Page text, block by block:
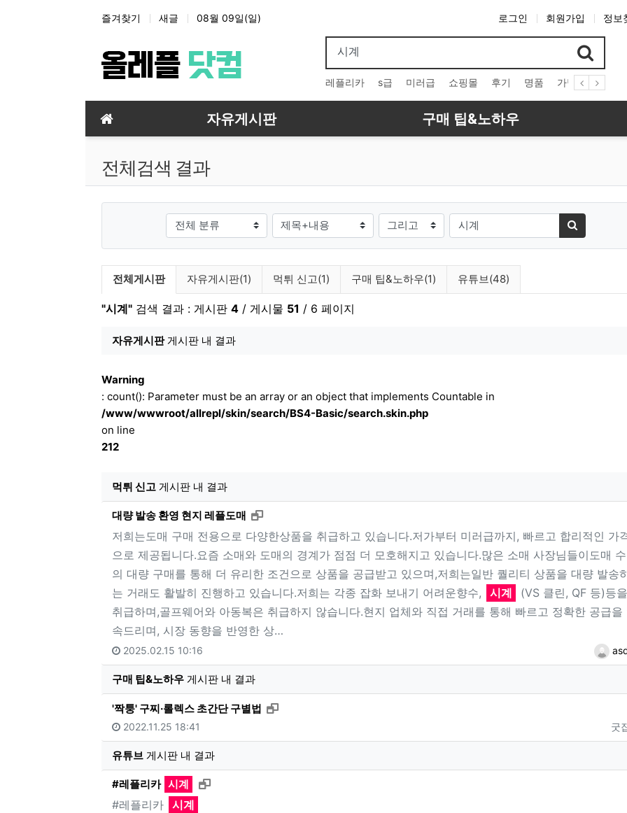
상단 네비
즐겨찾기 새글 08월 09일(일) 로그인 회원가입 정보
레플리카 s급 미러급 쇼핑몰 후기 명품 가방 시계
메인 메뉴 자유게시판 구매 팁&노하우
전체검색 결과
그룹 검색조건 검색방법
검색어
검색하기
검색 게시판 목록
전체게시판 자유게시판(1) 먹튀 신고(1) 구매 팁&노하우(1) 유튜브(48)
"시계"검색 결과 : 게시판 4/ 게시물 51 / 6 페이지
자유게시판게시판 내 결과
Warning
: count(): Parameter must be an array or an object that implements Countable in
/www/wwwroot/allrepl/skin/search/BS4-Basic/search.skin.php
on line
212
먹튀 신고 게시판 내 결과
대량 발송 환영 현지 레플도매 새창으로 보기
저희는도매 구매 전용으로 다양한상품을 취급하고 있습니다.저가부터 미러급까지, 빠르고 합리적인 가
으로 제공됩니다.요즘 소매와 도매의 경계가 점점 더 모호해지고 있습니다.많은 소매 사장님들이도매
의 대량 구매를 통해 더 유리한 조건으로 상품을 공급받고 있으며,저희는일반 퀄리티 상품을 대량 발송
는 거래도 활발히 진행하고 있습니다.저희는 각종 잡화 보내기 어려운향수,
시계
(VS 클린, QF 등)등을
취급하며,골프웨어와 아동복은 취급하지 않습니다.현지 업체와 직접 거래를 통해 빠르고 정확한 공급을
속드리며, 시장 동향을 반영한 상…
2025.02.15 10:16
구매 팁&노하우게시판 내 결과
'짝퉁' 구찌·롤렉스 초간단 구별법 새창으로 보기
굿
2022.11.25 18:41
유튜브게시판 내 결과
#레플리카 시계 새창으로 보기
#레플리카 시계